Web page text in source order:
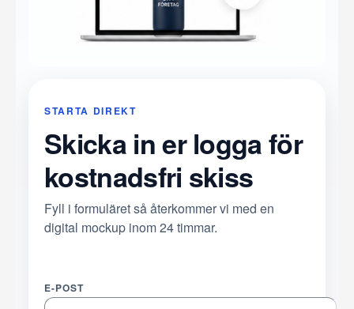
STARTA DIREKT
Skicka in er logga för
kostnadsfri skiss
Fyll i formuläret så återkommer vi med en
digital mockup inom 24 timmar.
E-POST